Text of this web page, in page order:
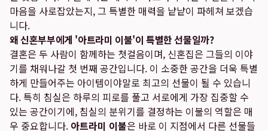
마음을 사로잡았는지, 그 특별한 매력을 낱낱이 파헤쳐 보겠습
니다.
왜 신혼부부에게 '아트라미 이불'이 특별한 선물일까?
결혼은 두 사람이 함께하는 첫걸음이며, 신혼집은 그들의 이야
기를 채워나갈 첫 번째 공간입니다. 이 소중한 공간을 더욱 특별
하게 만들어주는 아이템이야말로 최고의 선물이 될 수 있습니
다. 특히 침실은 하루의 피로를 풀고 서로에게 가장 집중할 수
있는 공간이기에, 침실의 분위기를 결정하는 이불의 역할은 매
우 중요합니다. 아트라미 이불은 바로 이 지점에서 다른 선물들